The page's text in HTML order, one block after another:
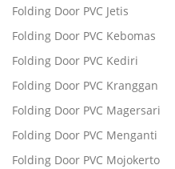
Folding Door PVC Jetis
Folding Door PVC Kebomas
Folding Door PVC Kediri
Folding Door PVC Kranggan
Folding Door PVC Magersari
Folding Door PVC Menganti
Folding Door PVC Mojokerto